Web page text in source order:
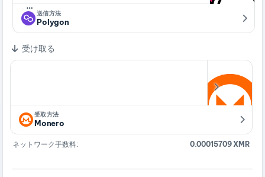
…
送信方法
Polygon
受け取る
受取方法
Monero
ネットワーク手数料: 0.00015709 XMR